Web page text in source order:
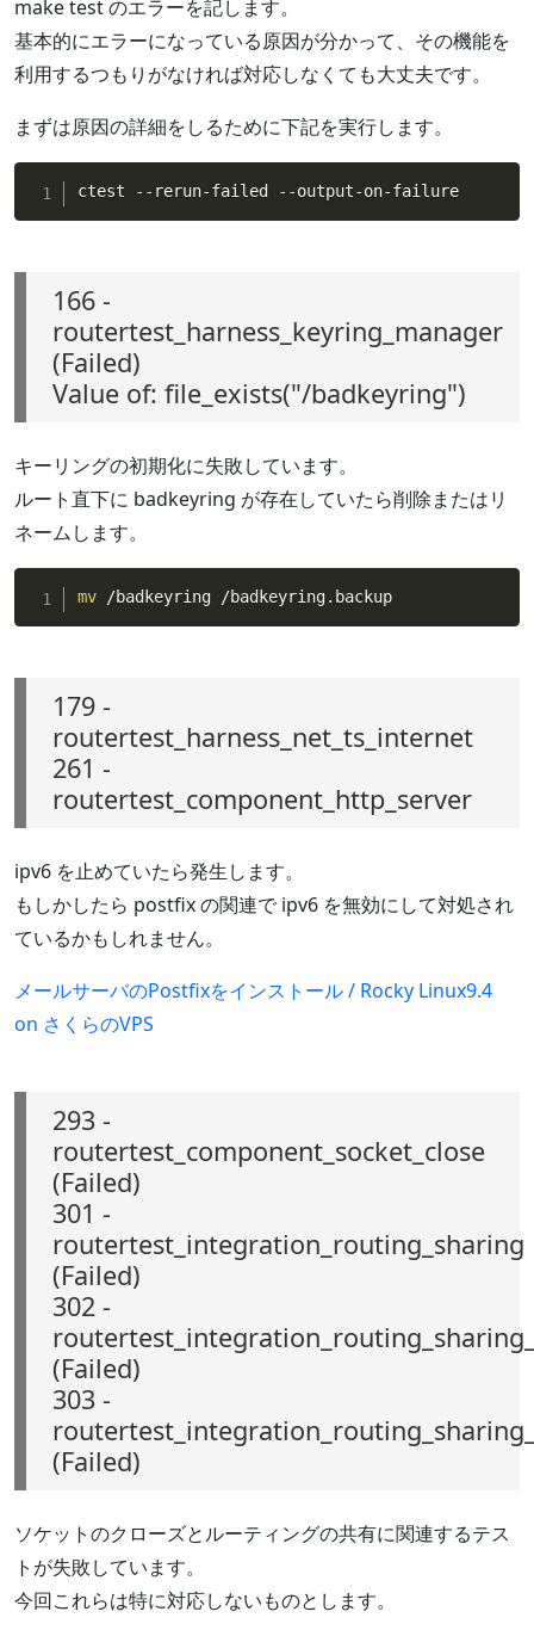
make test のエラーを記します。
基本的にエラーになっている原因が分かって、その機能を
利用するつもりがなければ対応しなくても大丈夫です。
まずは原因の詳細をしるために下記を実行します。
ctest --rerun-failed --output-on-failure
166 -
routertest_harness_keyring_manager
(Failed)
Value of: file_exists("/badkeyring")
キーリングの初期化に失敗しています。
ルート直下に badkeyring が存在していたら削除またはリ
ネームします。
mv /badkeyring /badkeyring.backup
179 -
routertest_harness_net_ts_internet
261 -
routertest_component_http_server
ipv6 を止めていたら発生します。
もしかしたら postfix の関連で ipv6 を無効にして対処され
ているかもしれません。
メールサーバのPostfixをインストール / Rocky Linux9.4
on さくらのVPS
293 -
routertest_component_socket_close
(Failed)
301 -
routertest_integration_routing_sharing
(Failed)
302 -
(Failed)
303 -
(Failed)
ソケットのクローズとルーティングの共有に関連するテス
トが失敗しています。
今回これらは特に対応しないものとします。